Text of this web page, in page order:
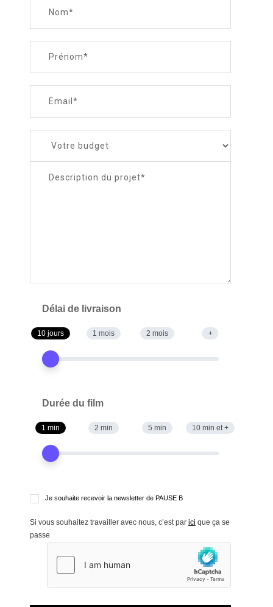
Délai de livraison
10 jours 1 mois 2 mois +
Durée du film
1 min 2 min 5 min 10 min et +
Je souhaite recevoir la newsletter de PAUSE B
Si vous souhaitez travailler avec nous, c’est par ici que ça se
passe